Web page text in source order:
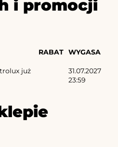
i promocji
RABAT WYGASA
już
31.07.2027
23:59